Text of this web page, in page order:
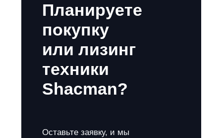
Планируете
покупку
или лизинг
техники
Shacman?
Оставьте заявку, и мы